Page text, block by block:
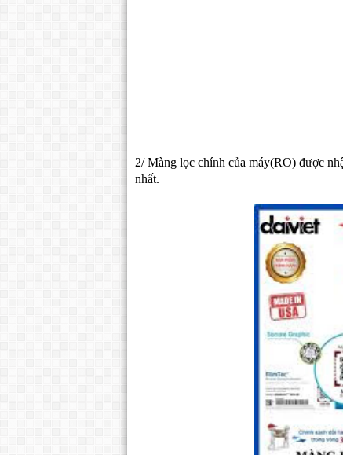
2/ Màng lọc chính của máy(RO) được
nhất.